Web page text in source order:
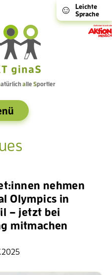
Leichte
Sprache
atürlichalle Sportler
nehmen
Olympics in
– jetzt bei
mitmachen